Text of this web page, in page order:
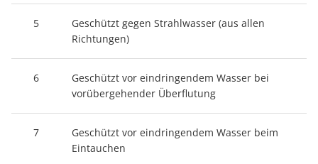
5
Geschützt gegen Strahlwasser (aus allen
Richtungen)
6
Geschützt vor eindringendem Wasser bei
vorübergehender Überflutung
7
Geschützt vor eindringendem Wasser beim
Eintauchen